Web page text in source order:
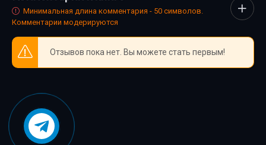
Человек без воображения
Недостойное поведение
Суд богов
Ночной звонок
Третий ингредиент
Минимальная длина комментария - 50 символов.
Комментарии модерируются
Отзывов пока нет. Вы можете стать первым!